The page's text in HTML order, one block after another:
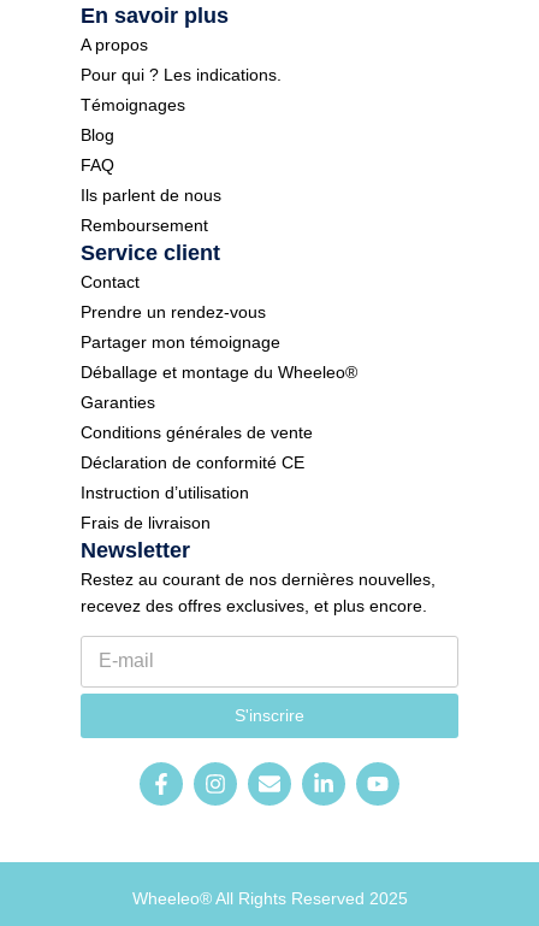
En savoir plus
A propos
Pour qui ? Les indications.
Témoignages
Blog
FAQ
Ils parlent de nous
Remboursement
Service client
Contact
Prendre un rendez-vous
Partager mon témoignage
Déballage et montage du Wheeleo®
Garanties
Conditions générales de vente
Déclaration de conformité CE
Instruction d’utilisation
Frais de livraison
Newsletter
Restez au courant de nos dernières nouvelles,
recevez des offres exclusives, et plus encore.
E
m
N
w
e
S'inscrire
Wheeleo® All Rights Reserved 2025